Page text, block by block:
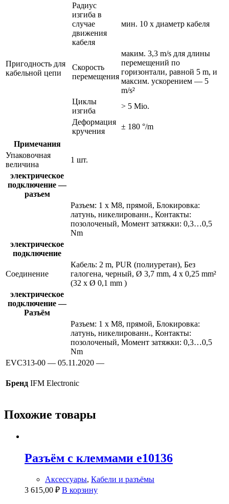
Пригодность для
кабельной цепи
Радиус
изгиба в
случае
движения
кабеля
мин. 10 x диаметр кабеля
Скорость
перемещения
маким. 3,3 m/s для длины
перемещений по
горизонтали, равной 5 m, и
максим. ускорением — 5
m/s²
Циклы
изгиба
> 5 Mio.
Деформация
кручения
± 180 °/m
Примечания
Упаковочная
величина
1 шт.
электрическое
подключение —
разъем
Разъем: 1 x M8, прямой, Блокировка:
латунь, никелированн., Контакты:
позолоченый, Момент затяжки: 0,3…0,5
Nm
электрическое
подключение
Соединение
Кабель: 2 m, PUR (полиуретан), Без
галогена, черный, Ø 3,7 mm, 4 x 0,25 mm²
(32 x Ø 0,1 mm )
электрическое
подключение —
Разъём
Разъем: 1 x M8, прямой, Блокировка:
латунь, никелированн., Контакты:
позолоченый, Момент затяжки: 0,3…0,5
Nm
EVC313-00 — 05.11.2020 —
Бренд IFM Electronic
Похожие товары
Разъём с клеммами e10136
Аксессуары, Кабели и разъёмы
3 615,00 ₽ В корзину